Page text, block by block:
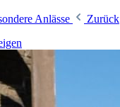
Anlässe
Zurück